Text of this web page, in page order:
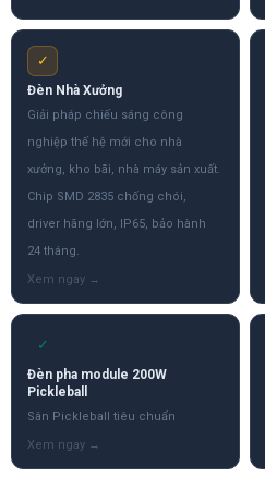
✓
Đèn Nhà Xưởng
Giải pháp chiếu sáng công
nghiệp thế hệ mới cho nhà
xưởng, kho bãi, nhà máy sản xuất.
Chip SMD 2835 chống chói,
driver hãng lớn, IP65, bảo hành
24 tháng.
✓
Đèn pha module 200W
Pickleball
Sân Pickleball tiêu chuẩn